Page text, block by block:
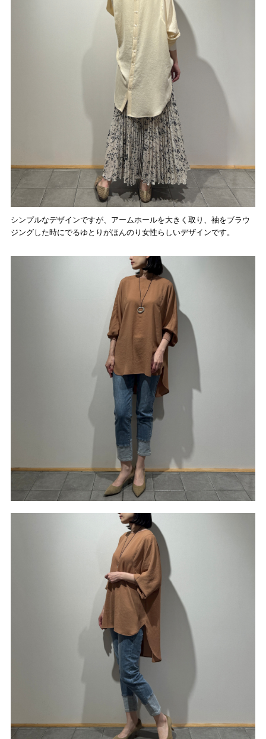
シンプルなデザインですが、アームホールを大きく取り、袖をブラウ
ジングした時にでるゆとりがほんのり女性らしいデザインです。